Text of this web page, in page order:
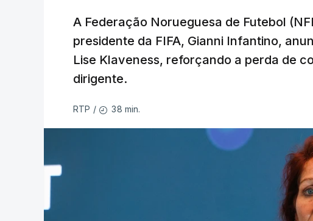
A Federação Norueguesa de Futebol
presidente da FIFA, Gianni Infantino,
Lise Klaveness, reforçando a perda de
dirigente.
RTP / 38 min.